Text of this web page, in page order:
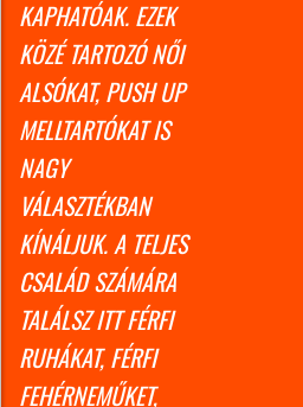
KAPHATÓAK. EZEK
KÖZÉ TARTOZÓ NŐI
ALSÓKAT, PUSH UP
MELLTARTÓKAT IS
NAGY
VÁLASZTÉKBAN
KÍNÁLJUK. A TELJES
CSALÁD SZÁMÁRA
TALÁLSZ ITT FÉRFI
RUHÁKAT, FÉRFI
FEHÉRNEMŰKET,